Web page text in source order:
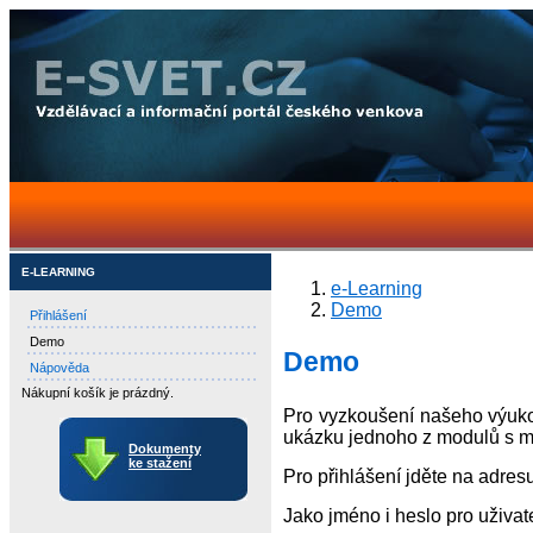
E-LEARNING
Přihlášení
Demo
Nápověda
Nákupní košík je prázdný.
Dokumenty
ke stažení
e-Learning
Demo
Demo
Pro vyzkoušení našeho
ukázku jednoho z modulů s
Pro přihlášení jděte na
Jako jméno i heslo pro